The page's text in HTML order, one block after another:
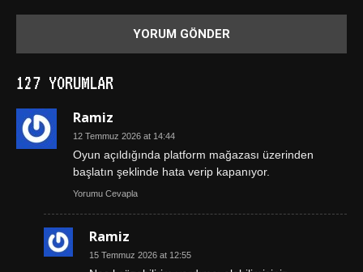
127 YORUMLAR
Ramiz
12 Temmuz 2026 at 14:44
Oyun açıldığında platform mağazası üzerinden
başlatın şeklinde hata verip kapanıyor.
Yorumu Cevapla
Ramiz
15 Temmuz 2026 at 12:55